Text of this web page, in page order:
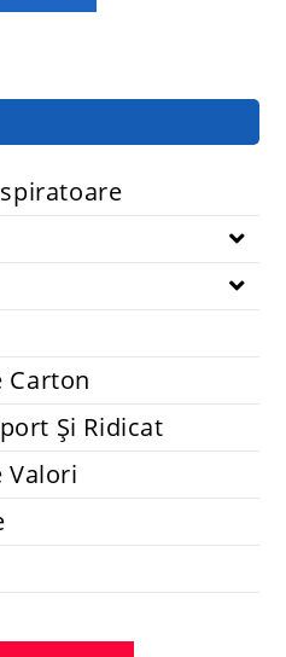
Carton
Și Ridicat
Valori